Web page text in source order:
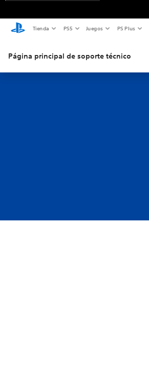
Tienda PS5 Juegos PS Plus
Página principal de soporte técnico